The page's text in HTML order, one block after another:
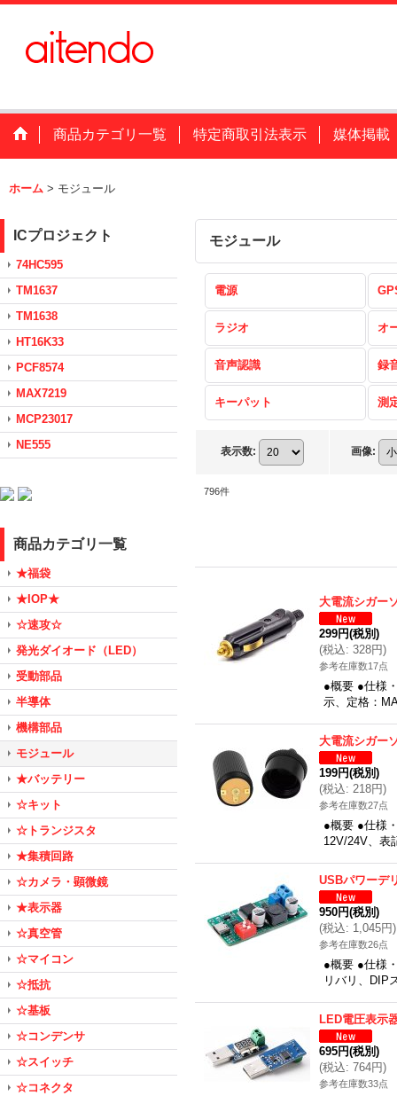
商品カテゴリ一覧 特定商取引法表示 媒体掲載
ホーム > モジュール
ICプロジェクト
74HC595
TM1637
TM1638
HT16K33
PCF8574
MAX7219
MCP23017
NE555
商品カテゴリ一覧
★福袋
★IOP★
☆速攻☆
発光ダイオード（LED）
受動部品
半導体
機構部品
モジュール
★バッテリー
☆キット
☆トランジスタ
★集積回路
☆カメラ・顕微鏡
★表示器
☆真空管
☆マイコン
☆抵抗
☆基板
☆コンデンサ
☆スイッチ
☆コネクタ
モジュール
電源
ラジオ オ
音声認識 録
キーパット 測
表示数: 画像:
796件
大電流シガー
299円(税別)
(税込: 328円)
参考在庫数17点
●概要 ●仕様
示、定格：
大電流シガー
199円(税別)
(税込: 218円)
参考在庫数27点
●概要 ●仕様
12V/24V、表
USBパワーデ
950円(税別)
(税込: 1,045円)
参考在庫数26点
●概要 ●仕様
リバリ、DIP
LED電圧表示
695円(税別)
(税込: 764円)
参考在庫数33点